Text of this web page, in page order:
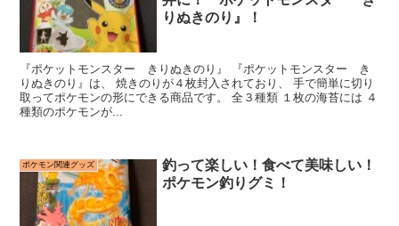
りぬきのり』！
『ポケットモンスター きりぬきのり』 『ポケットモンスター き
りぬきのり』は、 焼きのりが４枚封入されており、 手で簡単に切り
取ってポケモンの形にできる商品です。 全３種類 １枚の海苔には ４
種類のポケモンが...
ポケモン関連グッズ
釣って楽しい！食べて美味しい！
ポケモン釣りグミ！